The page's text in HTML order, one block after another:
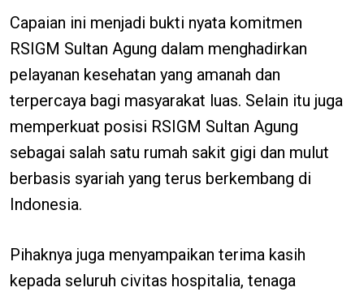
Capaian ini menjadi bukti nyata komitmen
RSIGM Sultan Agung dalam menghadirkan
pelayanan kesehatan yang amanah dan
terpercaya bagi masyarakat luas. Selain itu juga
memperkuat posisi RSIGM Sultan Agung
sebagai salah satu rumah sakit gigi dan mulut
berbasis syariah yang terus berkembang di
Indonesia.
Pihaknya juga menyampaikan terima kasih
kepada seluruh civitas hospitalia, tenaga